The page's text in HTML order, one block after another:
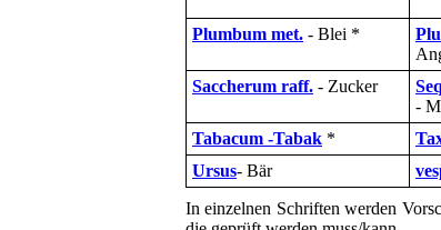
Plumbum met. - Blei *
Saccherum raff. - Zucker
-
Tabacum -Tabak *
Ursus- Bär
In einzelnen Schriften werden